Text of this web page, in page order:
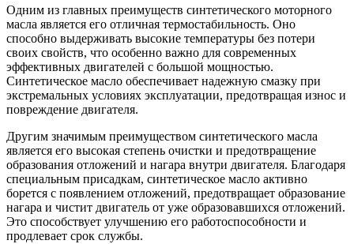
Одним из главных преимуществ синтетического моторного
масла является его отличная термостабильность. Оно
способно выдерживать высокие температуры без потери
своих свойств, что особенно важно для современных
эффективных двигателей с большой мощностью.
Синтетическое масло обеспечивает надежную смазку при
экстремальных условиях эксплуатации, предотвращая износ и
повреждение двигателя.
Другим значимым преимуществом синтетического масла
является его высокая степень очистки и предотвращение
образования отложений и нагара внутри двигателя. Благодаря
специальным присадкам, синтетическое масло активно
борется с появлением отложений, предотвращает образование
нагара и чистит двигатель от уже образовавшихся отложений.
Это способствует улучшению его работоспособности и
продлевает срок службы.